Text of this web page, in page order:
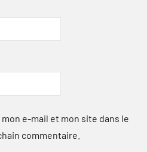
e-mail et mon site dans le
commentaire.